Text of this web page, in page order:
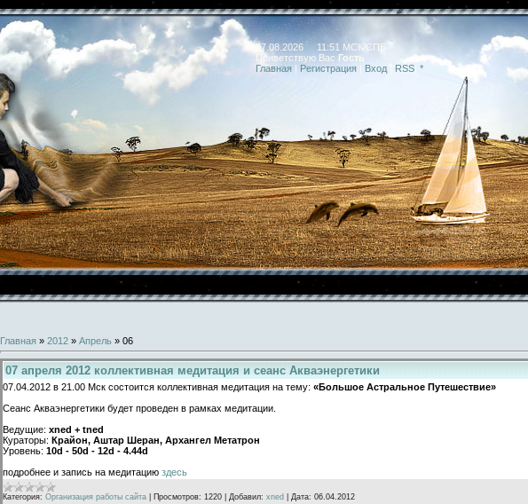
07.08.2026 11:51 МСК/СПБ
Приветствую Вас Гость
Главная | Регистрация | Вход RSS *
Главная » 2012 » Апрель » 06
07 апреля 2012 коллективная медитация и сеанс Акваэнергетики
07.04.2012 в 21.00 Мск состоится коллективная медитация на тему: «Большое Астральное Путешествие»
Сеанс Акваэнергетики будет проведен в рамках медитации.
Ведущие: xned + tned
Кураторы: Крайон, Аштар Шеран, Архангел Метатрон
Уровень: 10d - 50d - 12d - 4.44d
подробнее и запись на медитацию здесь
Категория: Организация работы сайта Просмотров: 1220 Добавил: xned Дата: 06.04.2012